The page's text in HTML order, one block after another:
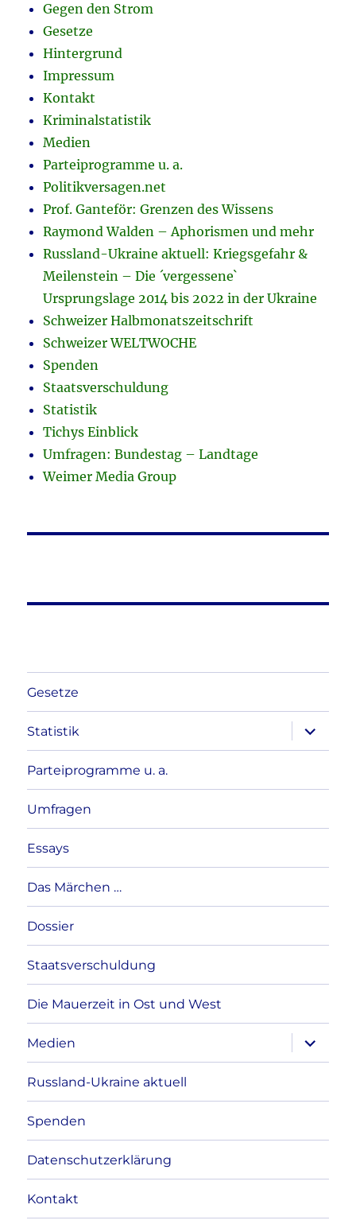
Gegen den Strom
Gesetze
Hintergrund
Impressum
Kontakt
Kriminalstatistik
Medien
Parteiprogramme u. a.
Politikversagen.net
Prof. Ganteför: Grenzen des Wissens
Raymond Walden – Aphorismen und mehr
Russland-Ukraine aktuell: Kriegsgefahr &
Meilenstein – Die ´vergessene`
Ursprungslage 2014 bis 2022 in der Ukraine
Schweizer Halbmonatszeitschrift
Schweizer WELTWOCHE
Spenden
Staatsverschuldung
Statistik
Tichys Einblick
Umfragen: Bundestag – Landtage
Weimer Media Group
Gesetze
Statistik
anzeigen
Parteiprogramme u. a.
Umfragen
Essays
Das Märchen …
Dossier
Staatsverschuldung
Die Mauerzeit in Ost und West
Medien
anzeigen
Russland-Ukraine aktuell
Spenden
Datenschutzerklärung
Kontakt